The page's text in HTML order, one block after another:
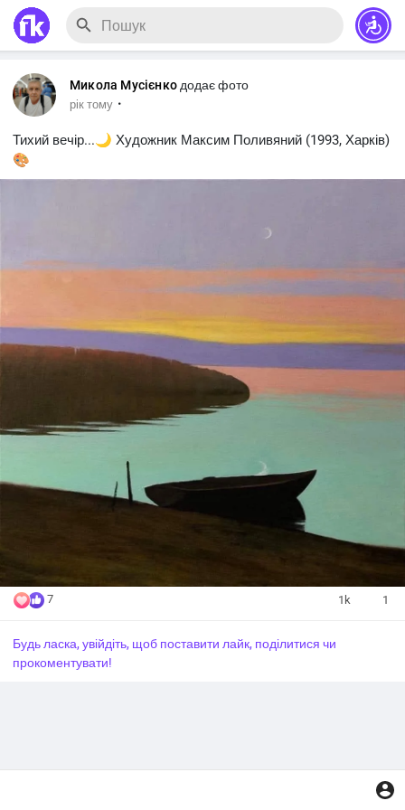
Микола Мусієнко додає фото
рік тому ·
Тихий вечір...🌙 Художник Максим Поливяний (1993, Харків)
🎨
7 1k 1
Будь ласка, увійдіть, щоб поставити лайк, поділитися чи
прокоментувати!